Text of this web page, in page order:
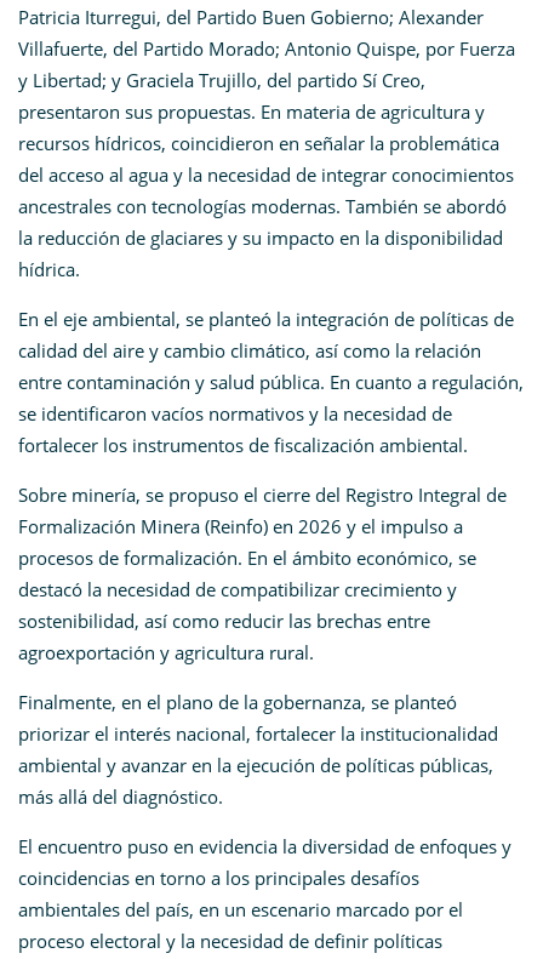
Patricia Iturregui, del Partido Buen Gobierno; Alexander
Villafuerte, del Partido Morado; Antonio Quispe, por Fuerza
y Libertad; y Graciela Trujillo, del partido Sí Creo,
presentaron sus propuestas. En materia de agricultura y
recursos hídricos, coincidieron en señalar la problemática
del acceso al agua y la necesidad de integrar conocimientos
ancestrales con tecnologías modernas. También se abordó
la reducción de glaciares y su impacto en la disponibilidad
hídrica.
En el eje ambiental, se planteó la integración de políticas de
calidad del aire y cambio climático, así como la relación
entre contaminación y salud pública. En cuanto a regulación,
se identificaron vacíos normativos y la necesidad de
fortalecer los instrumentos de fiscalización ambiental.
Sobre minería, se propuso el cierre del Registro Integral de
Formalización Minera (Reinfo) en 2026 y el impulso a
procesos de formalización. En el ámbito económico, se
destacó la necesidad de compatibilizar crecimiento y
sostenibilidad, así como reducir las brechas entre
agroexportación y agricultura rural.
Finalmente, en el plano de la gobernanza, se planteó
priorizar el interés nacional, fortalecer la institucionalidad
ambiental y avanzar en la ejecución de políticas públicas,
más allá del diagnóstico.
El encuentro puso en evidencia la diversidad de enfoques y
coincidencias en torno a los principales desafíos
ambientales del país, en un escenario marcado por el
proceso electoral y la necesidad de definir políticas